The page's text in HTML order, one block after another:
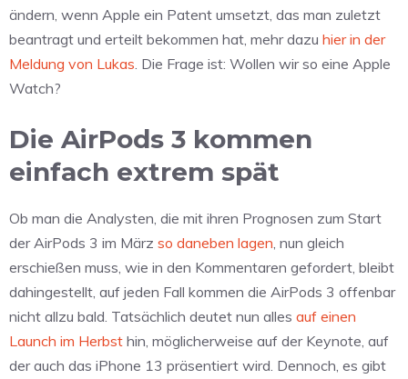
ändern, wenn Apple ein Patent umsetzt, das man zuletzt
beantragt und erteilt bekommen hat, mehr dazu hier in der
Meldung von Lukas . Die Frage ist: Wollen wir so eine Apple
Watch?
Die AirPods 3 kommen
einfach extrem spät
Ob man die Analysten, die mit ihren Prognosen zum Start
der AirPods 3 im März so daneben lagen , nun gleich
erschießen muss, wie in den Kommentaren gefordert, bleibt
dahingestellt, auf jeden Fall kommen die AirPods 3 offenbar
nicht allzu bald. Tatsächlich deutet nun alles auf einen
Launch im Herbst hin, möglicherweise auf der Keynote, auf
der auch das iPhone 13 präsentiert wird. Dennoch, es gibt